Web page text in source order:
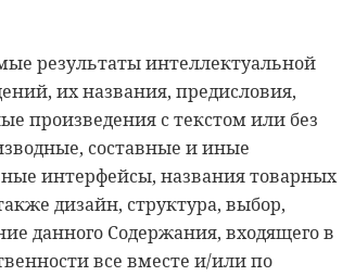
результаты интеллектуальной
их названия, предисловия,
произведения с текстом или без
составные и иные
интерфейсы, названия товарных
дизайн, структура, выбор,
данного Содержания, входящего в
все вместе и/или по